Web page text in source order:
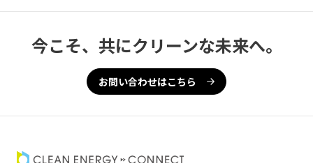
今こそ、共にクリーンな未来へ。
お問い合わせはこちら